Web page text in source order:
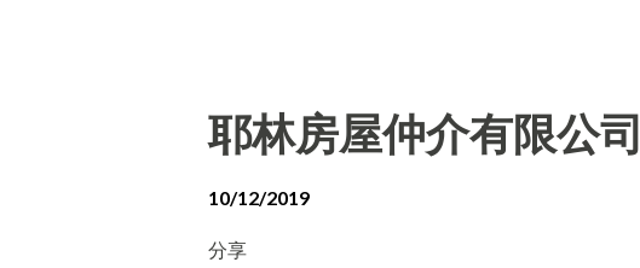
耶林房屋仲介有限公司
10/12/2019
分享